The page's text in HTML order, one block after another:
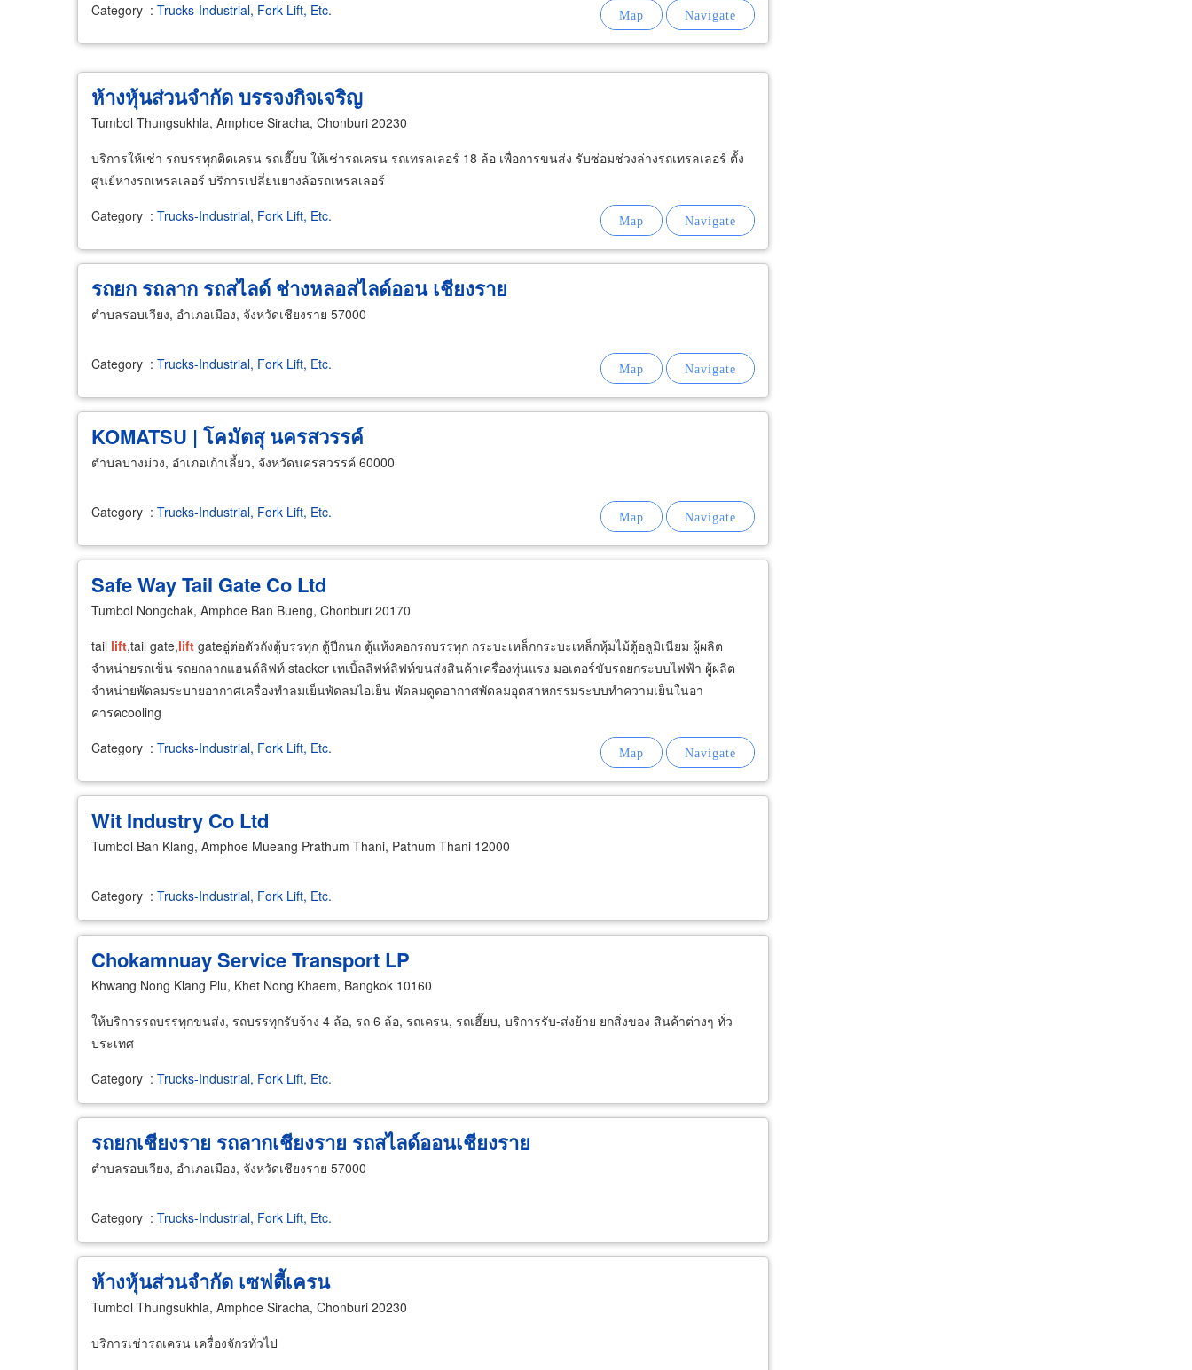
Category : Trucks-Industrial, Fork Lift, Etc.
ห้างหุ้นส่วนจำกัด บรรจงกิจเจริญ
Tumbol Thungsukhla, Amphoe Siracha, Chonburi 20230
บริการให้เช่า รถบรรทุกติดเครน รถเฮี๊ยบ ให้เช่ารถเครน รถเทรลเลอร์ 18 ล้อ เพื่อการขนส่ง รับซ่อมช่วงล่างรถเทรลเลอร์ ตั้ง
ศูนย์หางรถเทรลเลอร์ บริการเปลี่ยนยางล้อรถเทรลเลอร์
Category : Trucks-Industrial, Fork Lift, Etc.
รถยก รถลาก รถสไลด์ ช่างหลอสไลด์ออน เชียงราย
ตำบลรอบเวียง, อำเภอเมือง, จังหวัดเชียงราย 57000
Category : Trucks-Industrial, Fork Lift, Etc.
KOMATSU | โคมัตสุ นครสวรรค์
ตำบลบางม่วง, อำเภอเก้าเลี้ยว, จังหวัดนครสวรรค์ 60000
Category : Trucks-Industrial, Fork Lift, Etc.
Safe Way Tail Gate Co Ltd
Tumbol Nongchak, Amphoe Ban Bueng, Chonburi 20170
tail lift,tail gate,lift gateอู่ต่อตัวถังตู้บรรทุก ตู้ปีกนก ตู้แห้งคอกรถบรรทุก กระบะเหล็กกระบะเหล็กหุ้มไม้ตู้อลูมิเนียม ผู้ผลิต
จำหน่ายรถเข็น รถยกลากแฮนด์ลิฟท์ stacker เทเบิ้ลลิฟท์ลิฟท์ขนส่งสินค้าเครื่องทุ่นแรง มอเตอร์ขับรถยกระบบไฟฟ้า ผู้ผลิต
จำหน่ายพัดลมระบายอากาศเครื่องทำลมเย็นพัดลมไอเย็น พัดลมดูดอากาศพัดลมอุตสาหกรรมระบบทำความเย็นในอา
คารคcooling
Category : Trucks-Industrial, Fork Lift, Etc.
Wit Industry Co Ltd
Tumbol Ban Klang, Amphoe Mueang Prathum Thani, Pathum Thani 12000
Category : Trucks-Industrial, Fork Lift, Etc.
Chokamnuay Service Transport LP
Khwang Nong Klang Plu, Khet Nong Khaem, Bangkok 10160
ให้บริการรถบรรทุกขนส่ง, รถบรรทุกรับจ้าง 4 ล้อ, รถ 6 ล้อ, รถเครน, รถเฮี๊ยบ, บริการรับ-ส่งย้าย ยกสิ่งของ สินค้าต่างๆ ทั่ว
ประเทศ
Category : Trucks-Industrial, Fork Lift, Etc.
รถยกเชียงราย รถลากเชียงราย รถสไลด์ออนเชียงราย
ตำบลรอบเวียง, อำเภอเมือง, จังหวัดเชียงราย 57000
Category : Trucks-Industrial, Fork Lift, Etc.
ห้างหุ้นส่วนจำกัด เซฟตี้เครน
Tumbol Thungsukhla, Amphoe Siracha, Chonburi 20230
บริการเช่ารถเครน เครื่องจักรทั่วไป